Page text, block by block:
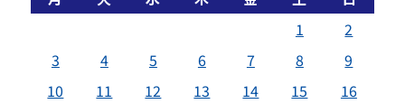
1
2
3
4 5 6 7 8
9
10
11 12 13 14 15 16